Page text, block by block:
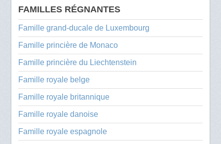
FAMILLES RÉGNANTES
Famille grand-ducale de Luxembourg
Famille princière de Monaco
Famille princière du Liechtenstein
Famille royale belge
Famille royale britannique
Famille royale danoise
Famille royale espagnole